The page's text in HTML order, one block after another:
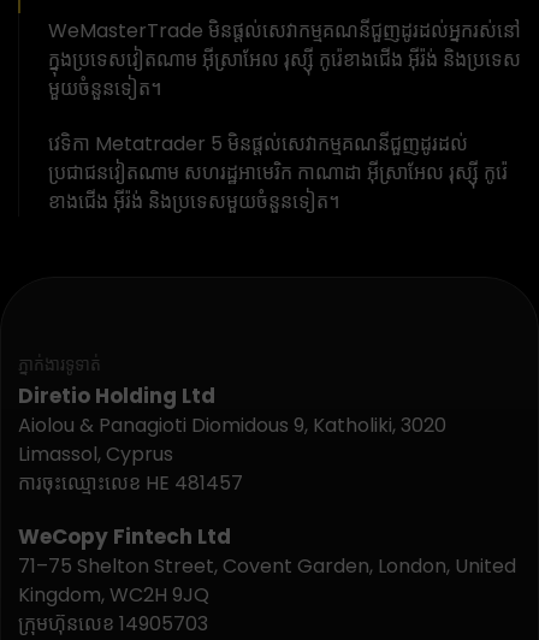
WeMasterTrade មិនផ្តល់សេវាកម្មគណនីជួញដូរដល់អ្នករស់នៅ
ក្នុងប្រទេសវៀតណាម អ៊ីស្រាអែល រុស្ស៊ី កូរ៉េខាងជើង អ៊ីរ៉ង់ និងប្រទេស
មួយចំនួនទៀត។
វេទិកា Metatrader 5 មិនផ្តល់សេវាកម្មគណនីជួញដូរដល់
ប្រជាជនវៀតណាម សហរដ្ឋអាមេរិក កាណាដា អ៊ីស្រាអែល រុស្ស៊ី កូរ៉េ
ខាងជើង អ៊ីរ៉ង់ និងប្រទេសមួយចំនួនទៀត។
ភ្នាក់ងារទូទាត់
Diretio Holding Ltd
Aiolou & Panagioti Diomidous 9, Katholiki, 3020
Limassol, Cyprus
ការចុះឈ្មោះលេខ HE 481457
WeCopy Fintech Ltd
71–75 Shelton Street, Covent Garden, London, United
Kingdom, WC2H 9JQ
ក្រុមហ៊ុនលេខ 14905703